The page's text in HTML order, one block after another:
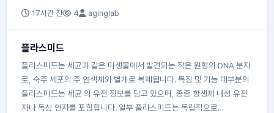
17시간 전 4 aginglab
플라스미드
플라스미드는 세균과 같은 미생물에서 발견되는 작은 원형의 DNA 분자
로, 숙주 세포의 주 염색체와 별개로 복제됩니다. 특징 및 기능 대부분의
플라스미드는 세균 의 유전 정보를 담고 있으며, 종종 항생제 내성 유전
자나 독성 인자를 포함합니다. 일부 플라스미드는 독립적으로…